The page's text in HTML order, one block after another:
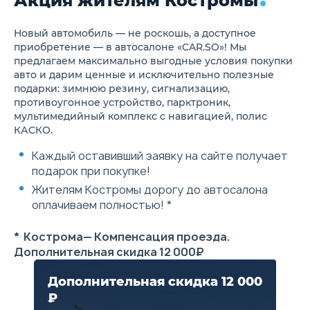
Предупреждение о
Ассистент удержания в
полосе (LKA)
Система помощи при
движении в пробках
(TJA/ICA)
Адаптивный круиз-контроль
(ACC)
Система предупреждения о
фронтальном столкновении
(FCW)
Система автономного
экстренного торможения
(AEB)
Предупреждение о наезде
сзади (RCW)
Подушки безопасности
пассажира
Боковые передние подушки
безопасности
Передние ремни
безопасности с
регулировкой по высоте
Дополнительная скидка 12 000
₽
Новый автомобиль — не роскошь, а доступное
приобретение — в автосалоне «CAR.SO»! Мы
предлагаем максимально выгодные условия покупки
авто и дарим ценные и исключительно полезные
подарки: зимнюю резину, сигнализацию,
противоугонное устройство, парктроник,
мультимедийный комплекс с навигацией, полис
КАСКО.
Каждый оставивший заявку на сайте получает
подарок при покупке!
Жителям Костромы дорогу до автосалона
оплачиваем полностью! *
* Кострома— Компенсация проезда.
Дополнительная скидка 12 000₽